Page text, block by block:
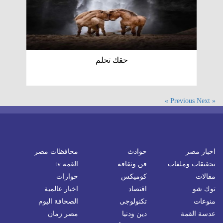
حقك تحلم
« Previous
Next »
اخبار مصر حوادث
محافظات مصر
تحقيقات وملفات
فن وثقافة
القمة tv
مقالات
كوميكس
حوارات
توك شو
اقتصاد
اخبار عالمية
منوعات
تكنولوجى
الصحافة اليوم
عدسة القمة
دين ودنيا
مصر زمان